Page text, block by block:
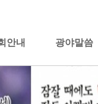
안내 광야말씀